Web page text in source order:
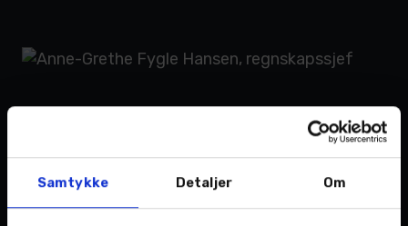
Samtykke Detaljer Om
Du skal ikke snakke med så mange hos Nordvik